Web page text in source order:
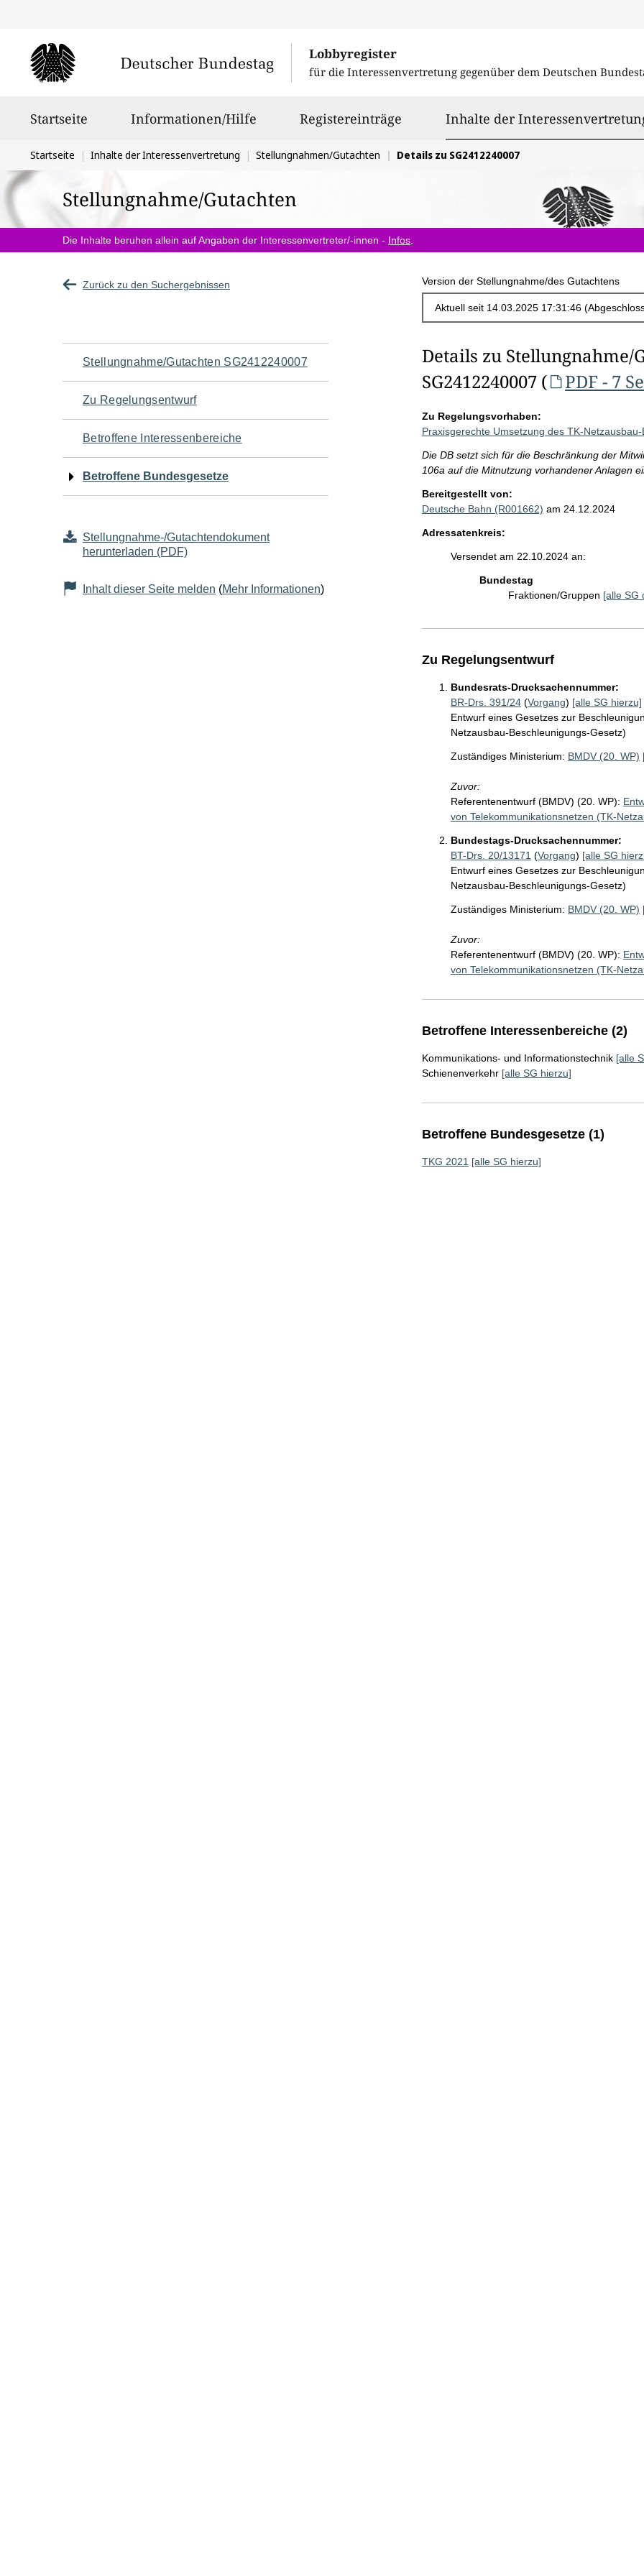
Lobbyregister
für die Interessenvertretung gegenüber dem Deutschen
Startseite Informationen/Hilfe Registereinträge Inhalte der
Sie
befinden
sich
hier:
Startseite Inhalte der Interessenvertretung Stellungnahmen/Gutachten Details zu SG2412240007
Stellungnahme/Gutachten
Die Inhalte beruhen allein auf Angaben der Interessenvertreter/-innen - Infos
Zurück zu den Suchergebnissen Version der Stellungnahme/des Gutachtens
Navigation
für
den
Seiteninhalt
Stellungnahme/Gutachten SG2412240007
Zu Regelungsentwurf
Betroffene Interessenbereiche
Betroffene Bundesgesetze
Stellungnahme-/Gutachtendokument
herunterladen (PDF)
Inhalt dieser Seite melden (Mehr Informationen)
Details zu Stellungnahme/
SG2412240007 (
PDF - 7
Zu Regelungsvorhaben:
Praxisgerechte Umsetzung des TK-
Die DB setzt sich für die Beschränkung der
106a auf die Mitnutzung vorhandener Anlagen
Bereitgestellt von:
Deutsche Bahn (R001662) am 24.12.2024
Adressatenkreis:
Versendet am 22.10.2024 an:
Bundestag
Fraktionen/Gruppen [alle SG
Zu Regelungsentwurf
Bundesrats-Drucksachennummer:
BR-Drs. 391/24(Vorgang) [alle SG hierzu]
Entwurf eines Gesetzes zur
Netzausbau-Beschleunigungs-Gesetz)
Zuständiges Ministerium: BMDV (20. WP)
Zuvor:
Referentenentwurf (BMDV) (20. WP):
von Telekommunikationsnetzen (TK-
Bundestags-Drucksachennummer:
BT-Drs. 20/13171 (Vorgang) [alle SG
Entwurf eines Gesetzes zur
Netzausbau-Beschleunigungs-Gesetz)
Zuständiges Ministerium: BMDV (20. WP)
Zuvor:
Referentenentwurf (BMDV) (20. WP):
von Telekommunikationsnetzen (TK-
Betroffene Interessenbereiche (2)
Kommunikations- und Informationstechnik [alle
Schienenverkehr [alle SG hierzu]
Betroffene Bundesgesetze (1)
TKG 2021 [alle SG hierzu]